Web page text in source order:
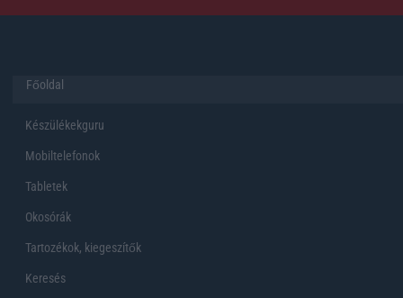
Főoldal
Készülékekguru
Mobiltelefonok
Tabletek
Okosórák
Tartozékok, kiegeszítők
Keresés